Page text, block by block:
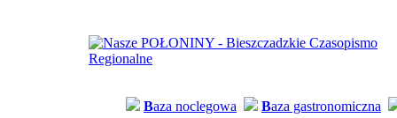
Baza noclegowa Baza gastronomiczna